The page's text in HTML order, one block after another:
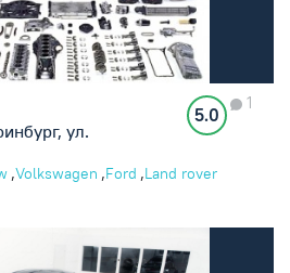
ул.
5.0
1
,Volkswagen ,Ford ,Land rover